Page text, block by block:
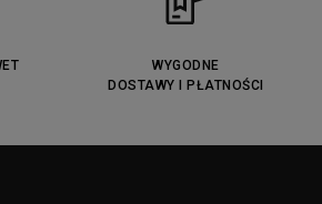
WYGODNE
DOSTAWY I PŁATNOŚCI